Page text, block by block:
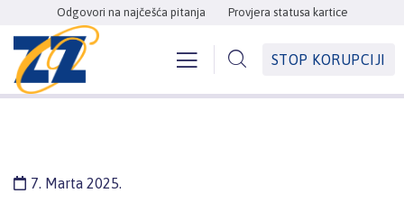
Odgovori na najčešća pitanja Provjera statusa kartice
STOP KORUPCIJI
7. Marta 2025.